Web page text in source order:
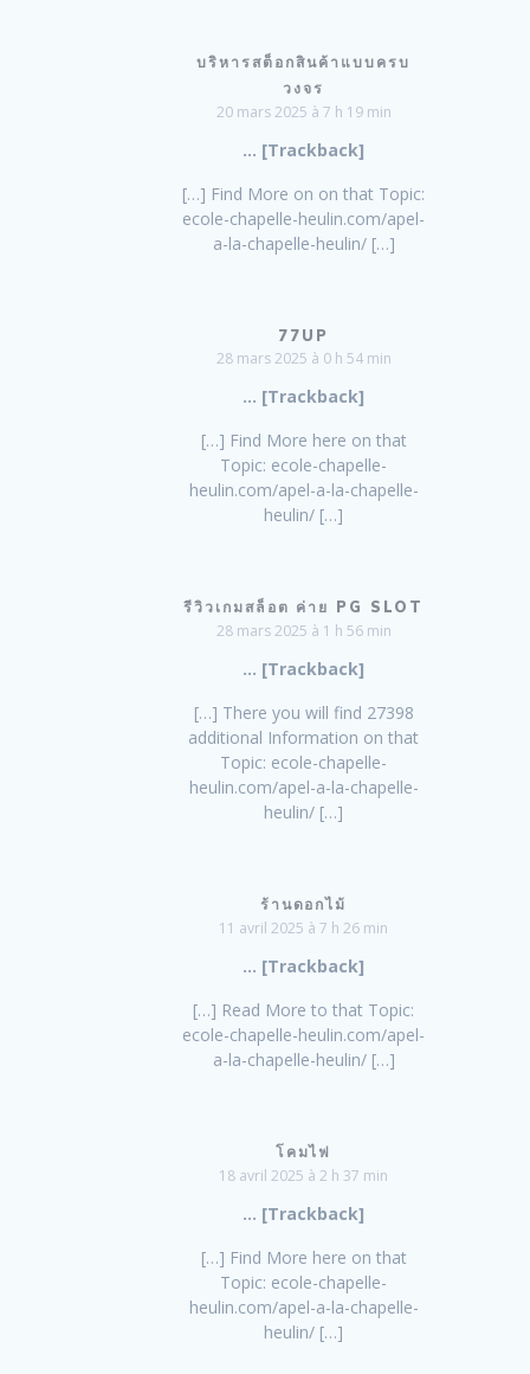
บริหารสต็อกสินค้าแบบครบ
วงจร
20 mars 2025 à 7 h 19 min
… [Trackback]
[…] Find More on on that Topic:
ecole-chapelle-heulin.com/apel-
a-la-chapelle-heulin/ […]
77UP
28 mars 2025 à 0 h 54 min
… [Trackback]
[…] Find More here on that
Topic: ecole-chapelle-
heulin.com/apel-a-la-chapelle-
heulin/ […]
รีวิวเกมสล็อต ค่าย PG SLOT
28 mars 2025 à 1 h 56 min
… [Trackback]
[…] There you will find 27398
additional Information on that
Topic: ecole-chapelle-
heulin.com/apel-a-la-chapelle-
heulin/ […]
ร้านดอกไม้
11 avril 2025 à 7 h 26 min
… [Trackback]
[…] Read More to that Topic:
ecole-chapelle-heulin.com/apel-
a-la-chapelle-heulin/ […]
โคมไฟ
18 avril 2025 à 2 h 37 min
… [Trackback]
[…] Find More here on that
Topic: ecole-chapelle-
heulin.com/apel-a-la-chapelle-
heulin/ […]